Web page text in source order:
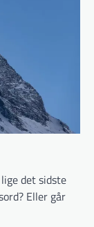
det sidste
Eller går